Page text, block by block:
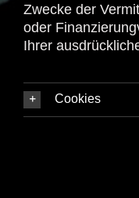
Zwecke der
oder
Ihrer
Cookies